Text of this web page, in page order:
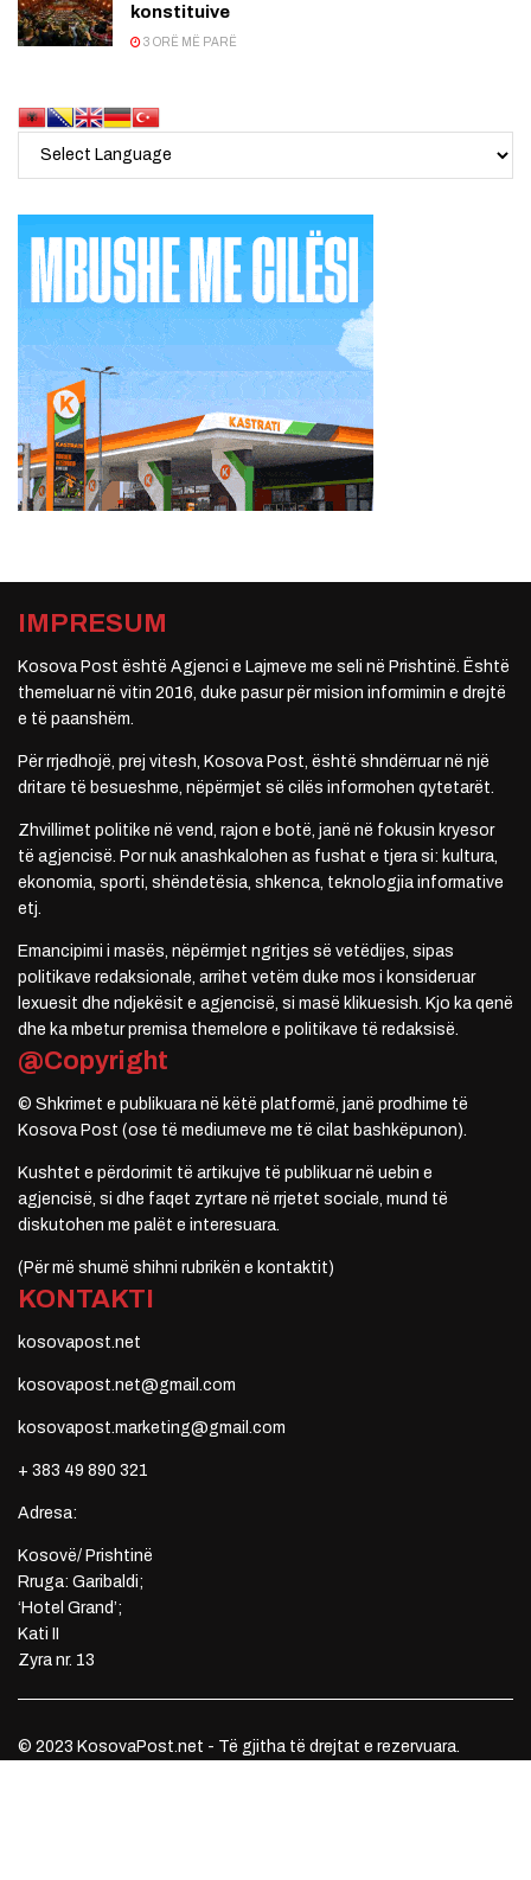
konstituive
3 ORË MË PARË
IMPRESUM
Kosova Post është Agjenci e Lajmeve me seli në Prishtinë. Është
themeluar në vitin 2016, duke pasur për mision informimin e drejtë
e të paanshëm.
Për rrjedhojë, prej vitesh, Kosova Post, është shndërruar në një
dritare të besueshme, nëpërmjet së cilës informohen qytetarët.
Zhvillimet politike në vend, rajon e botë, janë në fokusin kryesor
të agjencisë. Por nuk anashkalohen as fushat e tjera si: kultura,
ekonomia, sporti, shëndetësia, shkenca, teknologjia informative
etj.
Emancipimi i masës, nëpërmjet ngritjes së vetëdijes, sipas
politikave redaksionale, arrihet vetëm duke mos i konsideruar
lexuesit dhe ndjekësit e agjencisë, si masë klikuesish. Kjo ka qenë
dhe ka mbetur premisa themelore e politikave të redaksisë.
@Copyright
© Shkrimet e publikuara në këtë platformë, janë prodhime të
Kosova Post (ose të mediumeve me të cilat bashkëpunon).
Kushtet e përdorimit të artikujve të publikuar në uebin e
agjencisë, si dhe faqet zyrtare në rrjetet sociale, mund të
diskutohen me palët e interesuara.
(Për më shumë shihni rubrikën e kontaktit)
KONTAKTI
kosovapost.net
kosovapost.net@gmail.com
kosovapost.marketing@gmail.com
+ 383 49 890 321
Adresa:
Kosovë/ Prishtinë
Rruga: Garibaldi;
‘Hotel Grand’;
Kati II
Zyra nr. 13
© 2023 KosovaPost.net - Të gjitha të drejtat e rezervuara.